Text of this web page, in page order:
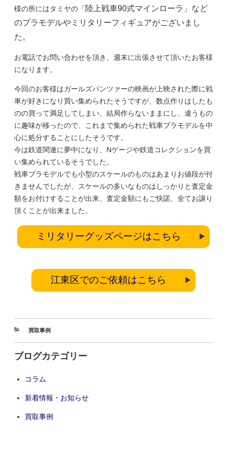
様の所にはタミヤの「陸上戦車90式マインローラ」など
のプラモデルやミリタリーフィギュアがございまし
た。
お電話でお問い合わせを頂き、週末に出張させて頂いたお客様
になります。
今回のお客様はガールズパンツァーの映画が上映された際に戦
車が好きになり買い集められたそうですが、数点作りはしたも
のの買って満足してしまい、結局作らないままにし、違うもの
に趣味が移ったので、これまで集められた戦車プラモデルを中
心に処分することにしたそうです。
今は鉄道関連に夢中になり、Nゲージや鉄道コレクションを買
い集められているそうでした。
戦車プラモデルでも小型のスケールのものはあまりお値段が付
きませんでしたが、スケールの多いなものはしっかりと査定金
額をお付けすることが出来、査定金額にもご快諾、全てお譲り
頂くことが出来ました。
ミリタリーグッズページはこちら
江東区でのご依頼はこちら
買取事例
ブログカテゴリー
コラム
新着情報・お知らせ
買取事例